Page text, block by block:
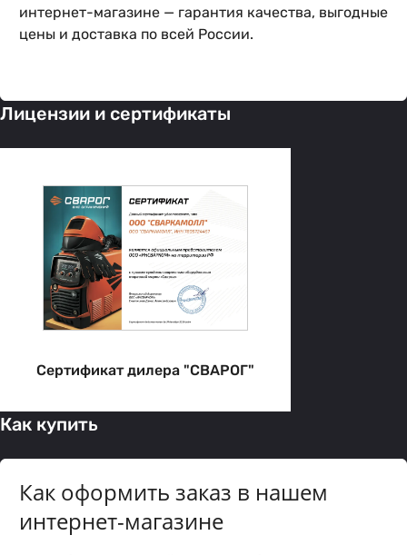
интернет-магазине — гарантия качества, выгодные
цены и доставка по всей России.
Лицензии и сертификаты
Сертификат дилера "СВАРОГ"
Как купить
Как оформить заказ в нашем
интернет-магазине